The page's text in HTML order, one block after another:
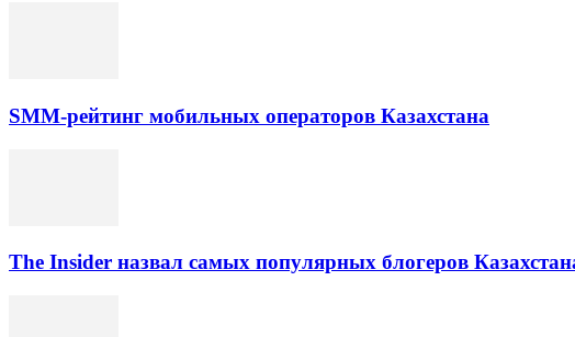
SMM-рейтинг мобильных операторов Казахстана
The Insider назвал самых популярных блогеров